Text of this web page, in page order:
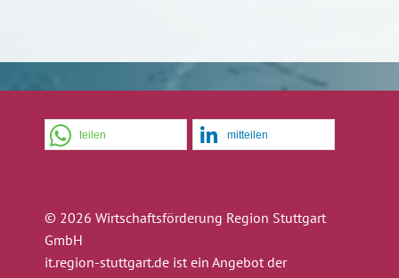
teilen mitteilen
© 2026 Wirtschaftsförderung Region Stuttgart
GmbH
it.region-stuttgart.de ist ein Angebot der